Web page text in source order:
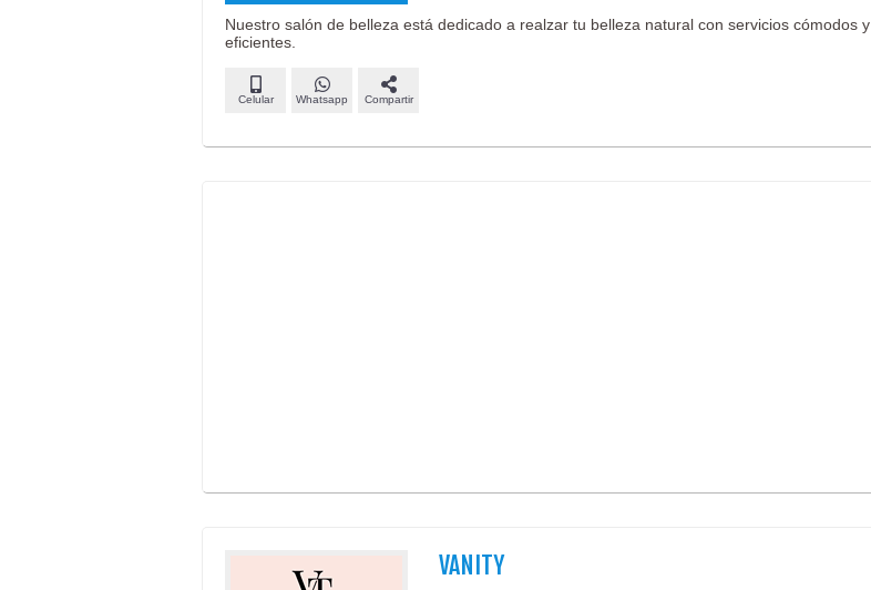
Nuestro salón de belleza está dedicado a realzar tu belleza natural con servicios cómodos y
eficientes.
Celular Whatsapp Compartir
VANITY